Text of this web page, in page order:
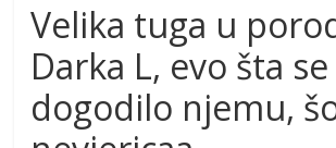
Velika tuga u
Darka L, evo šta
dogodilo njemu,